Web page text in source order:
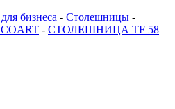
бизнеса - Столешницы -
- СТОЛЕШНИЦА TF 58